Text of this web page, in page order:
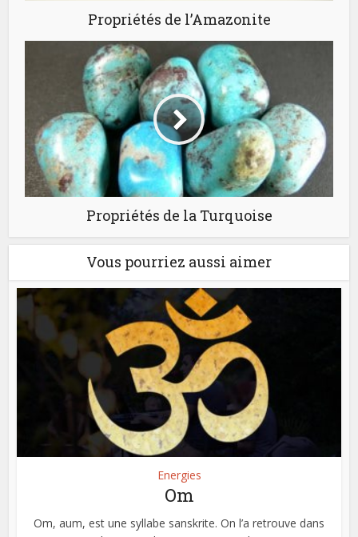
Propriétés de l’Amazonite
Propriétés de la Turquoise
Vous pourriez aussi aimer
Energies
Om
Om, aum, est une syllabe sanskrite. On l’a retrouve dans